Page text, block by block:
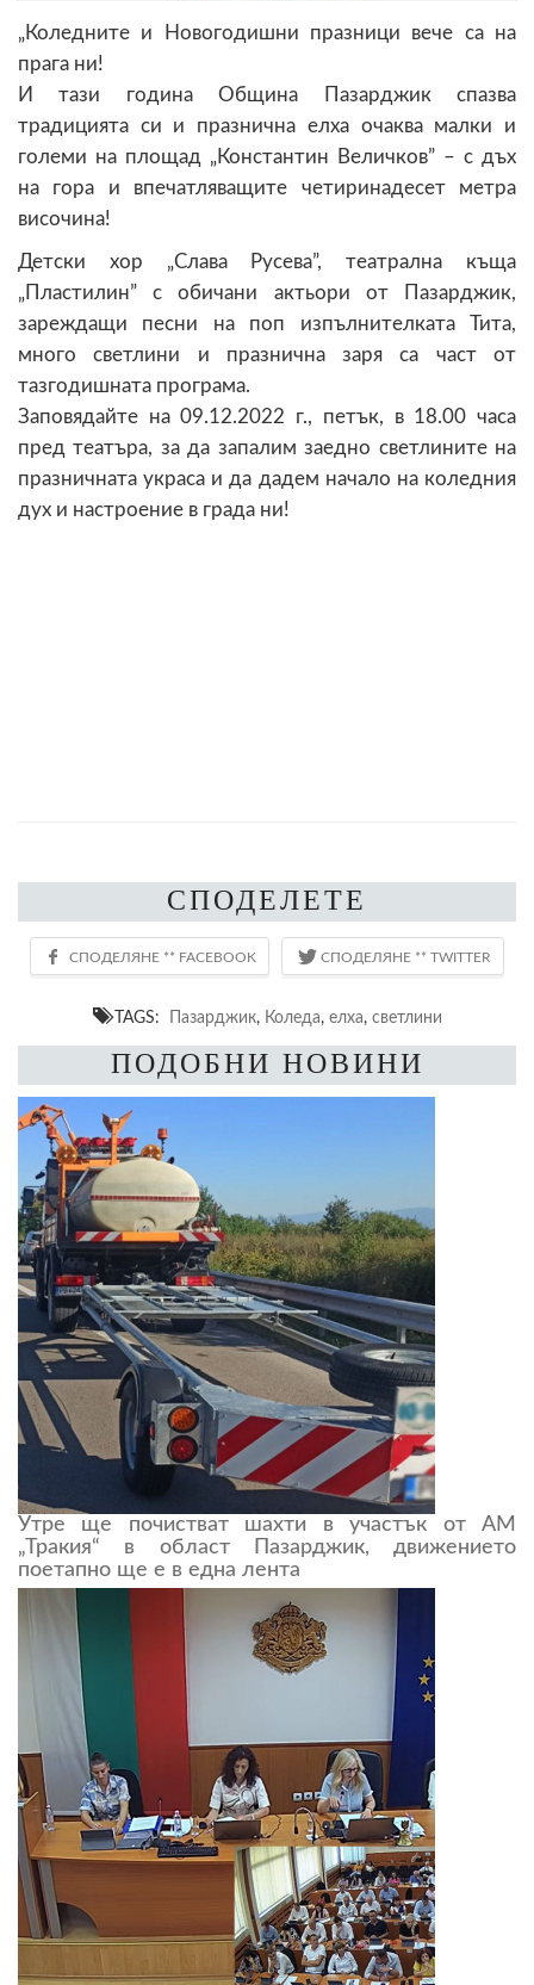
„Коледните и Новогодишни празници вече са на
прага ни!
И тази година Община Пазарджик спазва
традицията си и празнична елха очаква малки и
големи на площад „Константин Величков” – с дъх
на гора и впечатляващите четиринадесет метра
височина!
Детски хор „Слава Русева”, театрална къща
„Пластилин” с обичани актьори от Пазарджик,
зареждащи песни на поп изпълнителката Тита,
много светлини и празнична заря са част от
тазгодишната програма.
Заповядайте на 09.12.2022 г., петък, в 18.00 часа
пред театъра, за да запалим заедно светлините на
празничната украса и да дадем начало на коледния
дух и настроение в града ни!
СПОДЕЛЕТЕ
TAGS: Пазарджик, Коледа, елха, светлини
ПОДОБНИ НОВИНИ
Утре ще почистват шахти в участък от АМ
„Тракия“ в област Пазарджик, движението
поетапно ще е в една лента